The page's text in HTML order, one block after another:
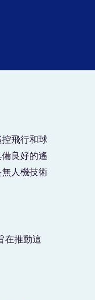
飛行和球
良好的遙
人機技術
在推動這